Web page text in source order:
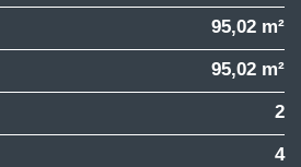
95,02 m²
95,02 m²
2
4